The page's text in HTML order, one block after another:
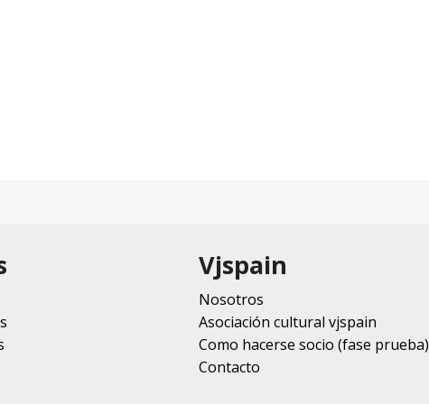
Vjspain
Nosotros
Asociación cultural vjspain
Como hacerse socio (fase prueba)
Contacto